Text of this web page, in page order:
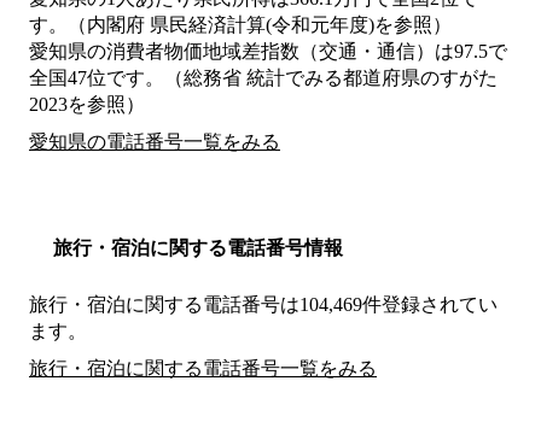
す。（内閣府 県民経済計算(令和元年度)を参照）
愛知県の消費者物価地域差指数（交通・通信）は97.5で
全国47位です。（総務省 統計でみる都道府県のすがた
2023を参照）
愛知県の電話番号一覧をみる
旅行・宿泊に関する電話番号情報
旅行・宿泊に関する電話番号は104,469件登録されてい
ます。
旅行・宿泊に関する電話番号一覧をみる